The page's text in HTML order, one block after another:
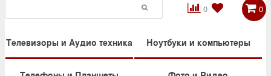
0

 0
Телевизоры и Аудио техника Ноутбуки и компьютеры